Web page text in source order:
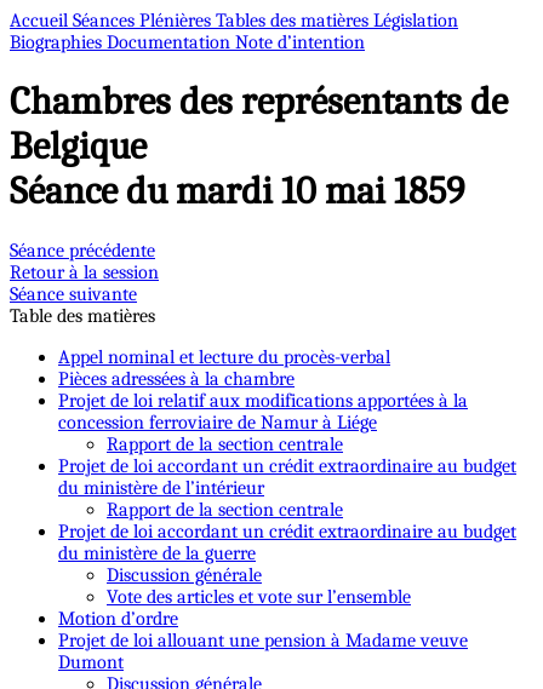
Accueil Séances Plénières Tables des matières Législation
Biographies Documentation Note d’intention
Chambres des représentants de
Belgique
Séance du mardi 10 mai 1859
Séance précédente
Retour à la session
Séance suivante
Table des matières
Appel nominal et lecture du procès-verbal
Pièces adressées à la chambre
Projet de loi relatif aux modifications apportées à la
concession ferroviaire de Namur à Liége
Rapport de la section centrale
Projet de loi accordant un crédit extraordinaire au budget
du ministère de l’intérieur
Rapport de la section centrale
Projet de loi accordant un crédit extraordinaire au budget
du ministère de la guerre
Discussion générale
Vote des articles et vote sur l’ensemble
Motion d’ordre
Projet de loi allouant une pension à Madame veuve
Dumont
Discussion générale